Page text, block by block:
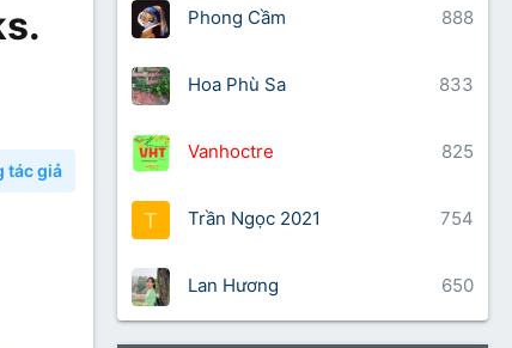
tác giả
888
Phong Cầm
833
Hoa Phù Sa
825
Vanhoctre
T 754
Trần Ngọc 2021
650
Lan Hương